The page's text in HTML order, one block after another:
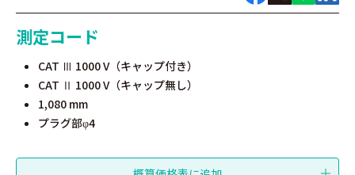
測定コード
CAT Ⅲ 1000 V（キャップ付き）
CAT Ⅱ 1000 V（キャップ無し）
1,080 mm
プラグ部φ4